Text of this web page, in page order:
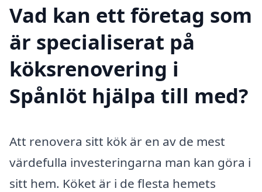
Vad kan ett företag som
är specialiserat på
köksrenovering i
Spånlöt hjälpa till med?
Att renovera sitt kök är en av de mest
värdefulla investeringarna man kan göra i
sitt hem. Köket är i de flesta hemets